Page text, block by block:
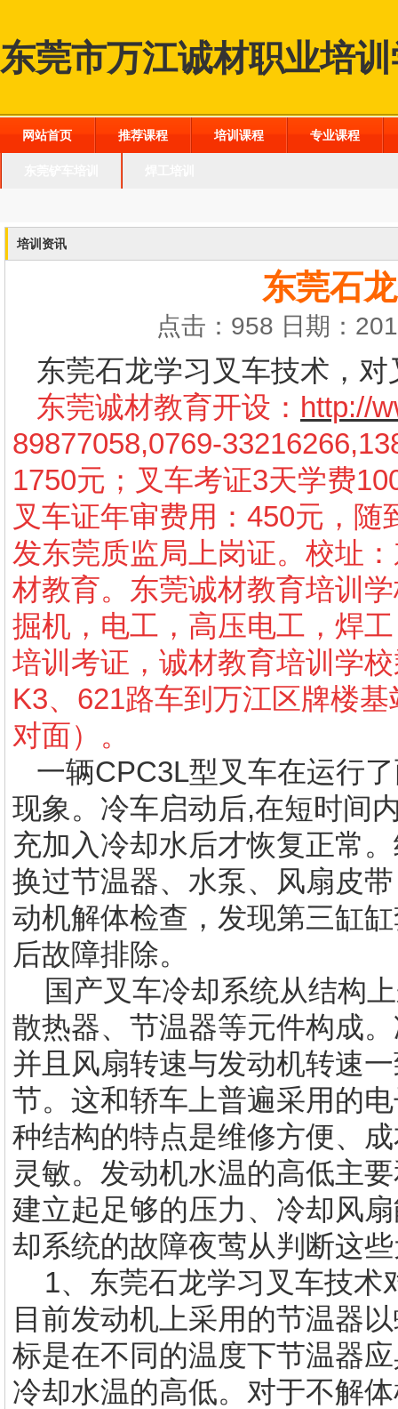
东莞市万江诚材职业培
网站首页 推荐课程 培训课程 专业课程
培训资讯
东莞石
点击：958 日期：
东莞石龙学习叉车技术，
东莞诚材教育开设： http://
89877058,0769-
1750元；叉车考证3天学费
叉车证年审费用：450元，
发东莞质监局上岗证。校址
材教育。东莞诚材教育培训
掘机，电工，高压电工，焊
培训考证，诚材教育培训学
K3、621路车到万江区牌楼
对面）。
一辆CPC3L型叉车在运行
现象。冷车启动后,在短时间
充加入冷却水后才恢复正常
换过节温器、水泵、风扇皮
动机解体检查，发现第三缸
后故障排除。
国产叉车冷却系统从结构
散热器、节温器等元件构成
并且风扇转速与发动机转速
节。这和轿车上普遍采用的
种结构的特点是维修方便、
灵敏。发动机水温的高低主
建立起足够的压力、冷却风
却系统的故障夜莺从判断这
1、 东莞石龙学习叉车技术
目前发动机上采用的节温器
标是在不同的温度下节温器
冷却水温的高低。对于不解